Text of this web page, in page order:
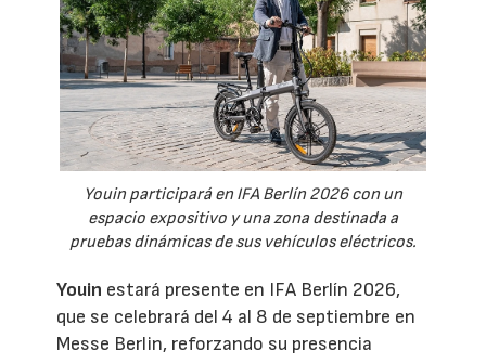
Youin participará en IFA Berlín 2026 con un
espacio expositivo y una zona destinada a
pruebas dinámicas de sus vehículos eléctricos.
Youin estará presente en IFA Berlín 2026,
que se celebrará del 4 al 8 de septiembre en
Messe Berlin, reforzando su presencia